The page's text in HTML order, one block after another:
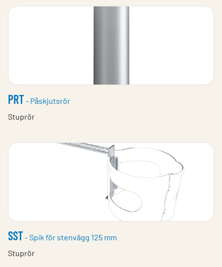
PRT- Påskjutsrör
Stuprör
SST- Spik för stenvägg 125 mm
Stuprör